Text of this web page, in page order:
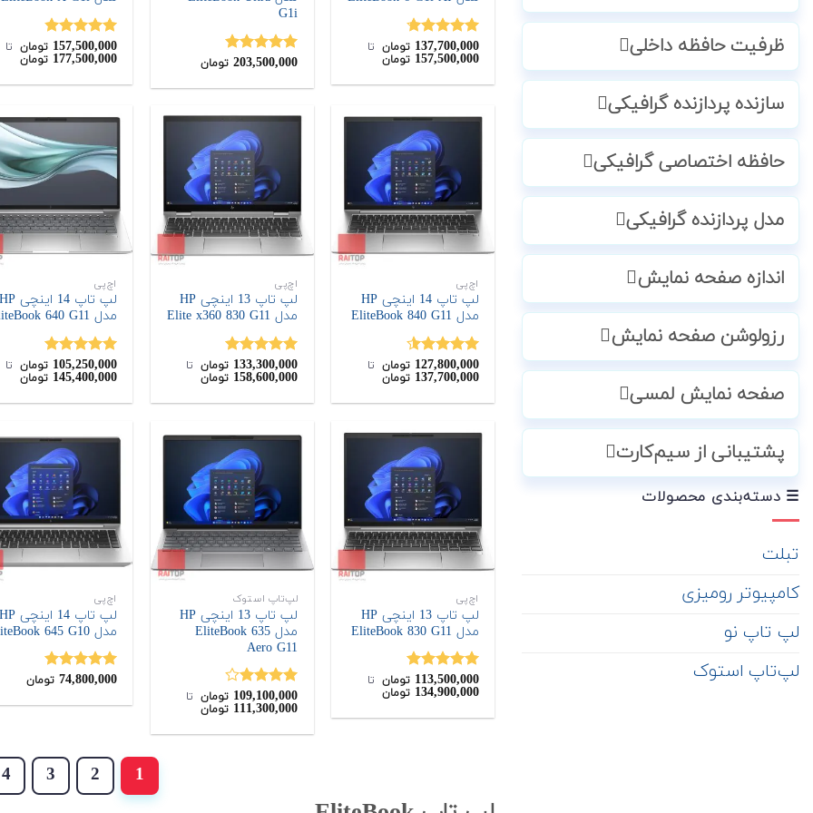
ظرفیت حافظه داخلی
سازنده پردازنده گرافیکی
حافظه اختصاصی گرافیکی
مدل پردازنده گرافیکی
اندازه صفحه نمایش
رزولوشن صفحه نمایش
صفحه نمایش لمسی
پشتیبانی از سیم‌کارت
☰ دسته‌بندی محصولات
تبلت
کامپیوتر رومیزی
لپ تاپ نو
لپ‌تاپ استوک
نمره4.67
از 5
137,700,000 تومان ‌ تا ‌
157,500,000 تومان
G1i
نمره5.00
203,500,000 تومان
نمره4.80
از 5
157,500,000 تومان ‌ تا ‌
177,500,000 تومان
اچ‌پی
لپ تاپ 14 اینچی HP
مدل EliteBook 840 G11
نمره4.50
از 5
127,800,000 تومان ‌ تا ‌
137,700,000 تومان
اچ‌پی
لپ تاپ 13 اینچی HP
مدل Elite x360 830 G11
نمره5.00
از 5
133,300,000 تومان‌ تا ‌
158,600,000 تومان
اچ‌پی
لپ تاپ 14 اینچی HP
مدل EliteBook 640 G11
نمره5.00
از 5
105,250,000 تومان ‌ تا ‌
145,400,000 تومان
اچ‌پی
لپ تاپ 13 اینچی HP
مدل EliteBook 830 G11
نمره5.00
از 5
113,500,000 تومان ‌ تا ‌
134,900,000 تومان
لپ‌تاپ استوک
لپ تاپ 13 اینچی HP
مدل EliteBook 635
Aero G11
نمره
4.00از 5
109,100,000 تومان‌ تا ‌
111,300,000 تومان
اچ‌پی
لپ تاپ 14 اینچی HP
مدل EliteBook 645 G10
نمره5.00
74,800,000 تومان
1
2
3
4